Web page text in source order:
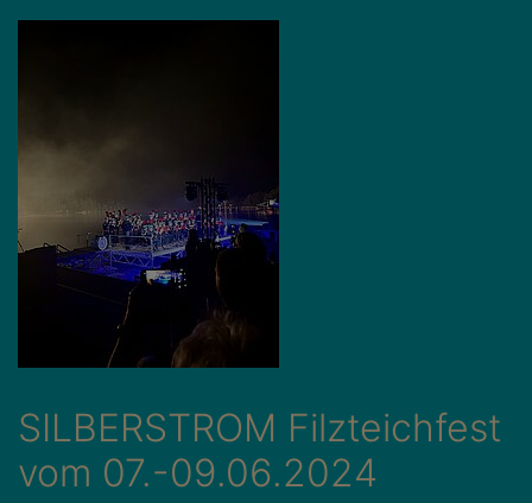
SILBERSTROM Filzteichfest
vom 07.-09.06.2024